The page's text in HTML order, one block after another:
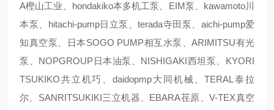
A樫山工业、hondakiko本多机工泵、EIM泵、kawamoto川
本泵、hitachi-pump日立泵、terada寺田泵、aichi-pump爱
知真空泵、日本SOGO PUMP相互水泵、ARIMITSU有光
泵、NOPGROUP日本油泵、NISHIGAKI西坦泵、KYORI
TSUKIKO共立机巧、daidopmp大同机械、TERAL泰拉
尔、SANRITSUKIKI三立机器、EBARA荏原、V-TEX真空